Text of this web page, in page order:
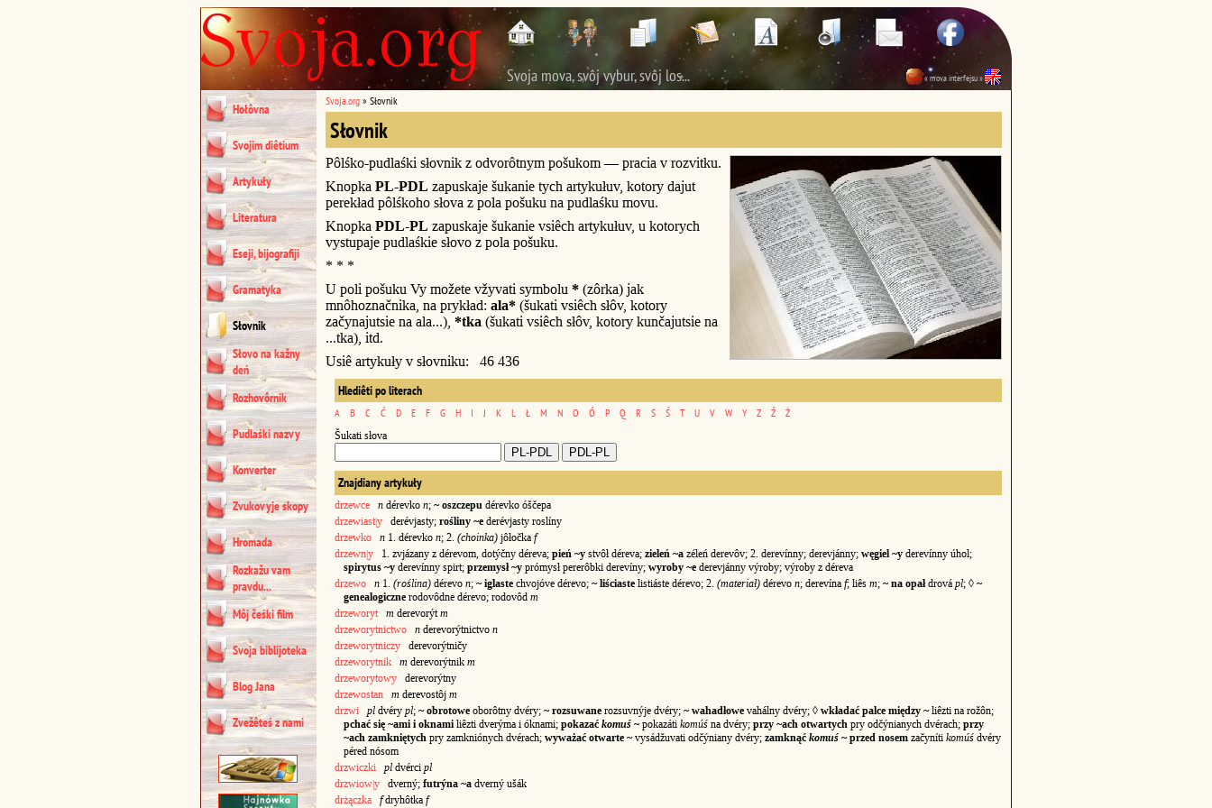
Svoja mova, svôj vybur, svôj los... « mova interfejsu »
Hołôvna
Svojim diêtium
Artykuły
Literatura
Eseji, bijografiji
Gramatyka
Słovnik
Słovo na kažny
deń
Rozhovôrnik
Pudlaśki nazvy
Konverter
Zvukovyje skopy
Hromada
Rozkažu vam
pravdu...
Môj čeśki film
Svoja biblijoteka
Blog Jana
Zvežêteś z nami
Svoja.org » Słovnik
Słovnik
Pôlśko-pudlaśki słovnik z odvorôtnym pošukom — pracia v rozvitku.
Knopka PL-PDL zapuskaje šukanie tych artykułuv, kotory dajut
perekład pôlśkoho słova z pola pošuku na pudlaśku movu.
Knopka PDL-PL zapuskaje šukanie vsiêch artykułuv, u kotorych
vystupaje pudlaśkie słovo z pola pošuku.
* * *
U poli pošuku Vy možete vžyvati symbolu * (zôrka) jak
mnôhoznačnika, na prykład: ala* (šukati vsiêch słôv, kotory
začynajutsie na ala...), *tka (šukati vsiêch słôv, kotory kunčajutsie na
...tka), itd.
Usiê artykuły v słovniku: 46 436
Hlediêti po literach
A B C Ć D E F G H I J K L Ł M N O Ó P Q R S Ś T U V W Y Z Ź Ż
Šukati słova
Znajdiany artykuły
drzewce n dérevko n; ~ oszczepu dérevko óščepa
drzewiast|y derévjasty; rośliny ~e derévjasty roslíny
drzewko
n 1. dérevko n; 2. (choinka) jôłočka f
drzewn|y 1. zvjázany z dérevom, dotýčny déreva; pień ~y stvôł déreva; zieleń ~a zéleń derevôv; 2. derevínny; derevjánny; węgiel ~y derevínny úhol;
spirytus ~y derevínny spirt; przemysł ~y prómysł pererôbki derevíny; wyroby ~e derevjánny výroby; výroby z déreva
drzewo
n 1. (roślina) dérevo n; ~ iglaste chvojóve dérevo; ~ liściaste listiáste dérevo; 2. (materiał) dérevo n; derevína f; liês m; ~ na opałdrová pl; ◊ ~
genealogiczne rodovôdne dérevo; rodovôd m
drzeworyt
m derevorýt m
drzeworytnictwo
n derevorýtnictvo n
drzeworytniczy derevorýtničy
drzeworytnik
m derevorýtnik m
drzeworytowy derevorýtny
drzewostan
m derevostôj m
drzwi
pl dvéry pl; ~ obrotowe oborôtny dvéry; ~ rozsuwane rozsuvnýje dvéry; ~ wahadłowe vahálny dvéry; ◊ wkładać palce między ~ liêzti na rožôn;
pchać się ~ami i oknami liêzti dverýma i óknami; pokazać komuś ~ pokazáti komúś na dvéry; przy ~ach otwartych pry odčýnianych dvérach; przy
~ach zamkniętych pry zamkniónych dvérach; wyważać otwarte ~ vysádžuvati odčýniany dvéry; zamknąć komuś ~ przed nosem začyníti komúś dvéry
péred nósom
drzwiczki
pl dvérci pl
drzwiow|y dverný; futrýna ~a dverný ušák
drżączka
fdryhôtka f